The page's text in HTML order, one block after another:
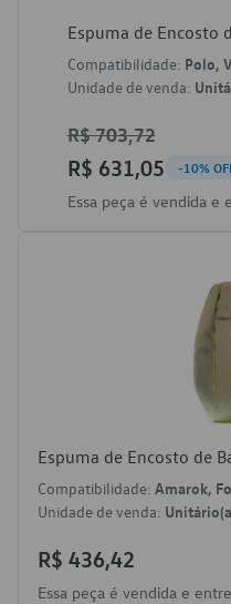
Espuma de Encosto
Compatibilidade: Polo,
Unidade de venda:
R$ 703,72
R$ 631,05 -10%
Essa peça é vendida e
Espuma de Encosto de
Compatibilidade: Amarok,
Unidade de venda:
R$ 436,42
Essa peça é vendida e